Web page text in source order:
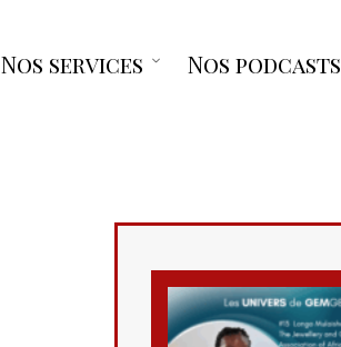
Nos services
OpenNos podcasts